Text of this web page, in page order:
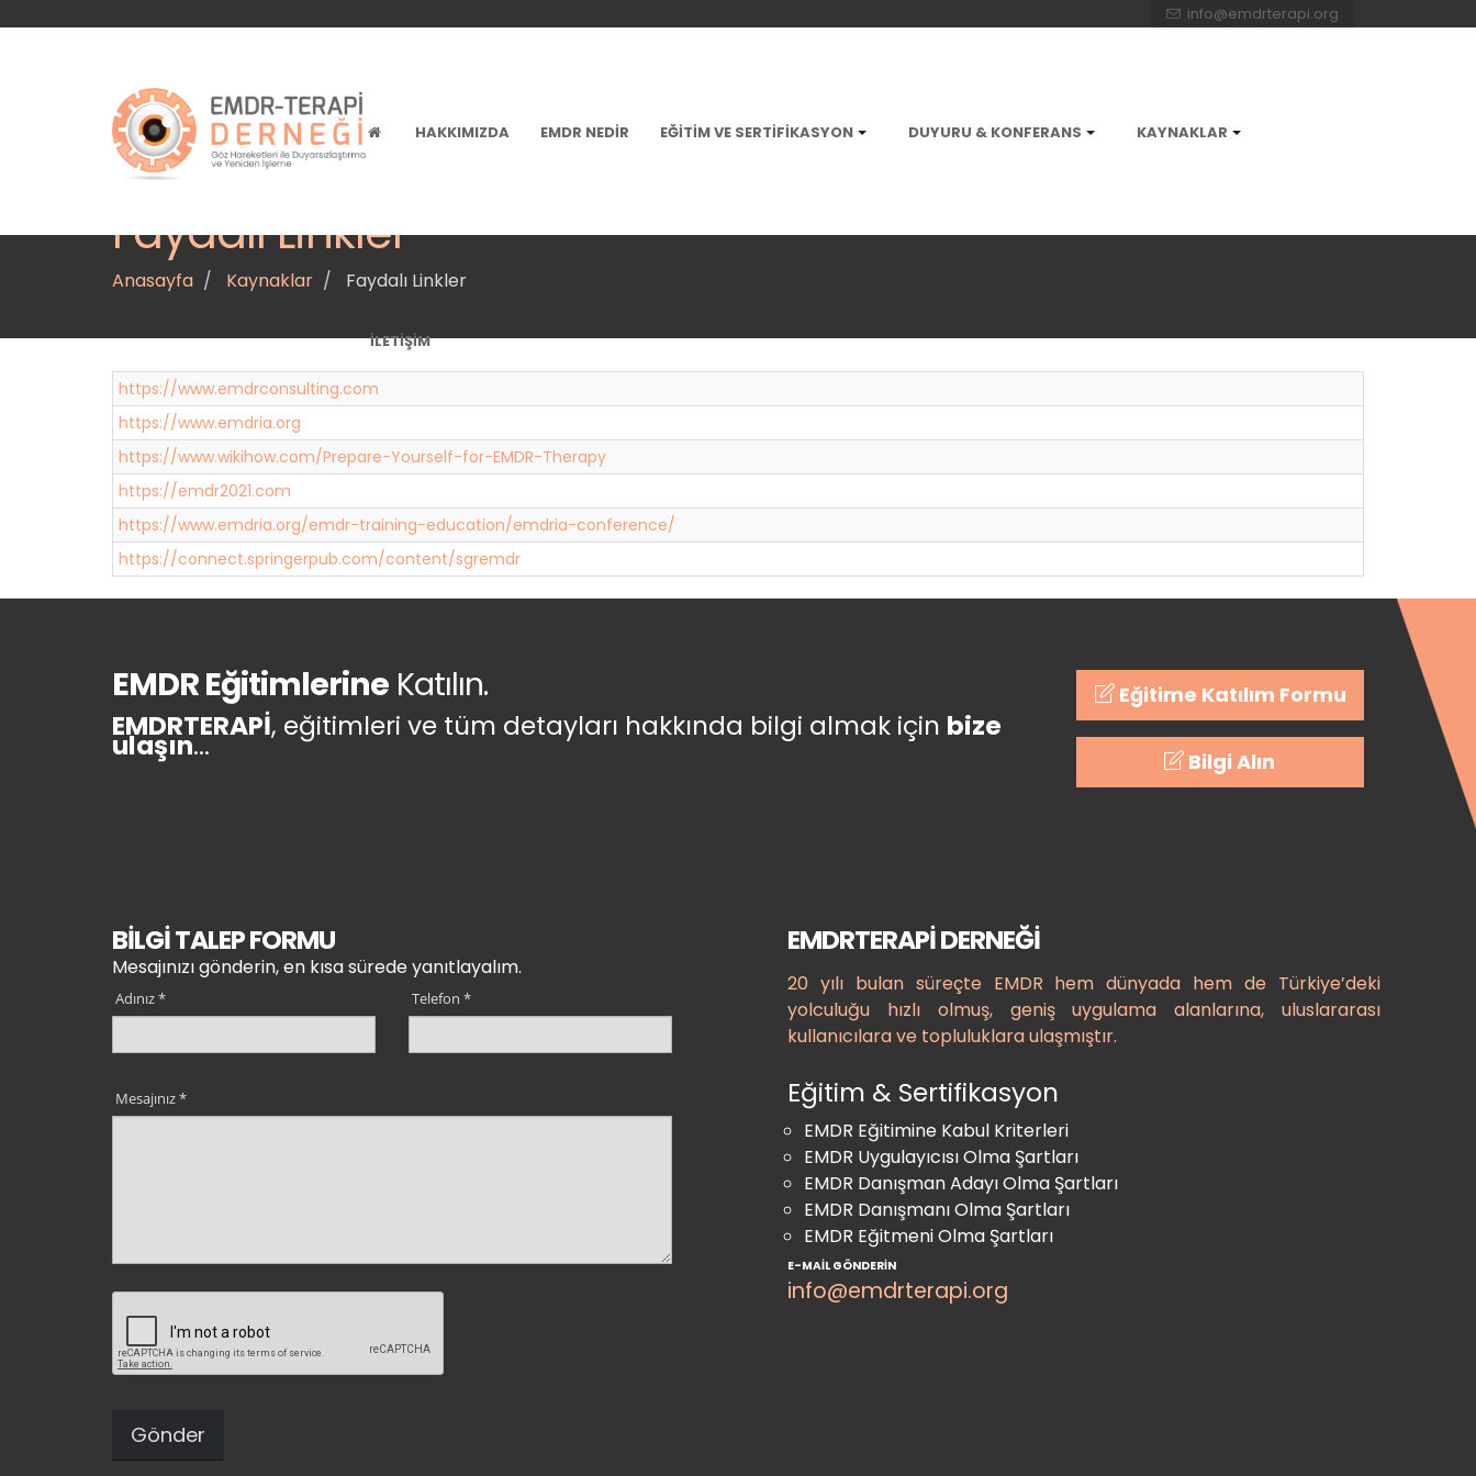
info@emdrterapi.org
HAKKIMIZDA EMDR NEDIR EĞITIM VE SERTIFIKASYON DUYURU & KONFERANS KAYNAKLAR
İLETIŞIM
Faydalı Linkler
Anasayfa Kaynaklar Faydalı Linkler
https://www.emdrconsulting.com
https://www.emdria.org
https://www.wikihow.com/Prepare-Yourself-for-EMDR-Therapy
https://emdr2021.com
https://www.emdria.org/emdr-training-education/emdria-conference/
https://connect.springerpub.com/content/sgremdr
EMDR Eğitimlerine Katılın.
EMDRTERAPİ, eğitimleri ve tüm detayları hakkında bilgi almak için bize
ulaşın...
Eğitime Katılım Formu
Bilgi Alın
BİLGİ TALEP FORMU
Mesajınızı gönderin, en kısa sürede yanıtlayalım.
Adınız * Telefon *
Mesajınız *
EMDRTERAPİ DERNEĞI
20 yılı bulan süreçte EMDR hem dünyada hem de Türkiye’deki
yolculuğu hızlı olmuş, geniş uygulama alanlarına, uluslararası
kullanıcılara ve topluluklara ulaşmıştır.
Eğitim & Sertifikasyon
EMDR Eğitimine Kabul Kriterleri
EMDR Uygulayıcısı Olma Şartları
EMDR Danışman Adayı Olma Şartları
EMDR Danışmanı Olma Şartları
EMDR Eğitmeni Olma Şartları
E-MAIL GÖNDERIN
info@emdrterapi.org